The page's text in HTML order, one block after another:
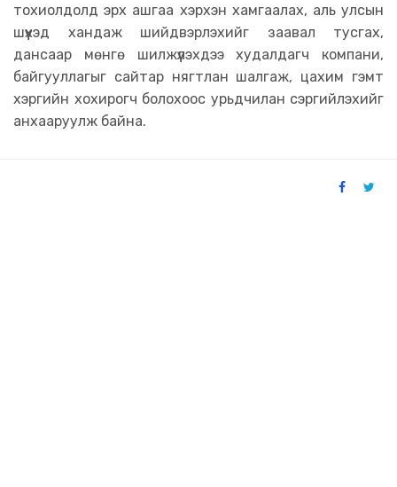
тохиолдолд эрх ашгаа хэрхэн хамгаалах, аль улсын
шүүхэд хандаж шийдвэрлэхийг заавал тусгах,
дансаар мөнгө шилжүүлэхдээ худалдагч компани,
байгууллагыг сайтар нягтлан шалгаж, цахим гэмт
хэргийн хохирогч болохоос урьдчилан сэргийлэхийг
анхааруулж байна.